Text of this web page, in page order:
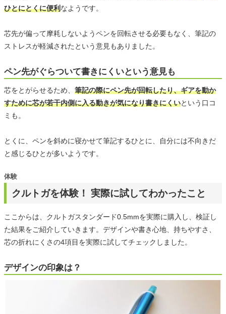
ひとにとくに便利なようです。
芯先が偏って摩耗しないようペンを回転させる必要もなく、筆記の
ストレスが軽減されたという意見もありました。
ペン先がぐらついて書きにくいという意見も
芯をとがらせるため、 筆記の際にペン先が回転したり、ギアを動か
すために芯が若干内側に入る動きが気になり書きにくいという口コ
ミも。
とくに、ペンを斜めに寝かせて筆記するひとに、自分には不向きだ
と感じるひとが多いようです。
クルトガを体験！ 実際に試してわかったこと
体験
ここからは、クルトガスタンダード0.5mmを実際に購入し、検証し
た結果をご紹介していきます。デザインや書き心地、持ちやすさ、
芯の折れにくさの4項目を実際に試してチェックしました。
デザインの印象は？